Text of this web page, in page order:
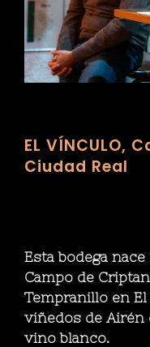
EL VÍNCULO,
Ciudad Real
Esta bodega
Campo de
Tempranillo en
viñedos de Airén
vino blanco.